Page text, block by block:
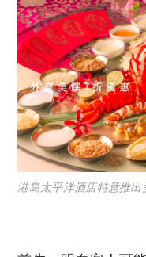
港島太平洋酒店特意推出